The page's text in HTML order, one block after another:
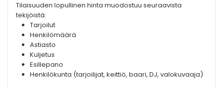
Tilaisuuden lopullinen hinta muodostuu seuraavista
tekijöistä:
Tarjoilut
Henkilömäärä
Astiasto
Kuljetus
Esillepano
Henkilökunta (tarjoilijat, keittiö, baari, DJ, valokuvaaja)